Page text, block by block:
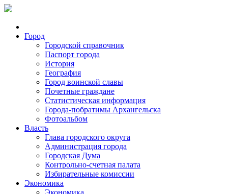
Город
Городской справочник
Паспорт города
История
География
Город воинской славы
Почетные граждане
Статистическая информация
Города-побратимы Архангельска
Фотоальбом
Власть
Глава городского округа
Администрация города
Городская Дума
Контрольно-счетная палата
Избирательные комиссии
Экономика
Экономика